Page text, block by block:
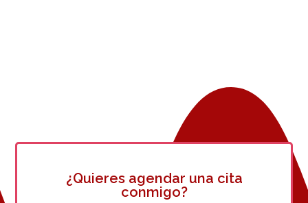
¿Quieres agendar una cita
conmigo?